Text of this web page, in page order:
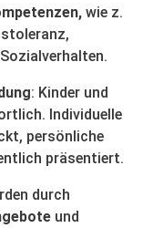
wie z.
: Kinder und
Individuelle
persönliche
präsentiert.
durch
und